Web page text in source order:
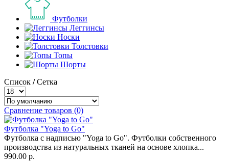
Футболки
Леггинсы
Носки
Толстовки
Топы
Шорты
Список / Сетка
Сравнение товаров (0)
Футболка "Yoga to Go"
Футболка с надписью "Yoga to Go". Футболки собственного
производства из натуральных тканей на основе хлопка...
990.00 р.